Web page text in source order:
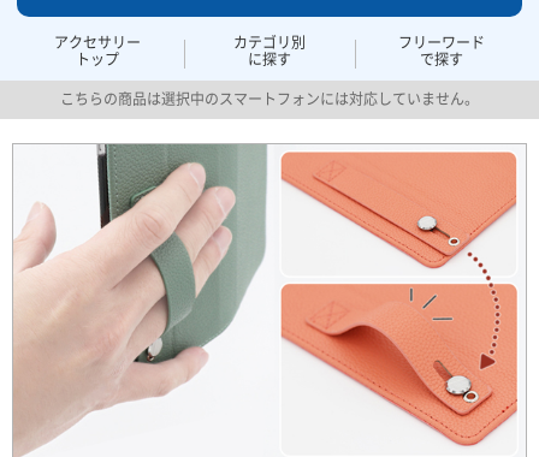
アクセサリー
トップ
カテゴリ別
に探す
フリーワード
で探す
こちらの商品は選択中のスマートフォンには対応していません。